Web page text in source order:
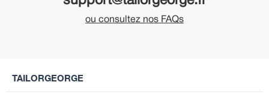
ou consultez nos FAQs
TAILORGEORGE